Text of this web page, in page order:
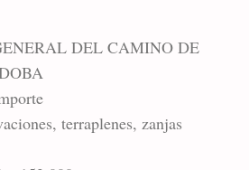
DEL CAMINO DE
terraplenes, zanjas